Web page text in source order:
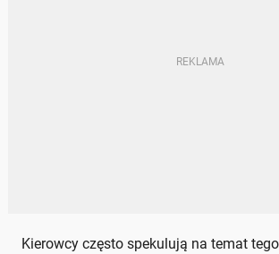
Kierowcy często spekulują na temat